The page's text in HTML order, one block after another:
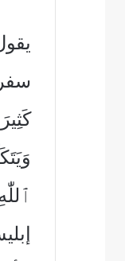
ٱللّٰهِ» (أعمال 1: